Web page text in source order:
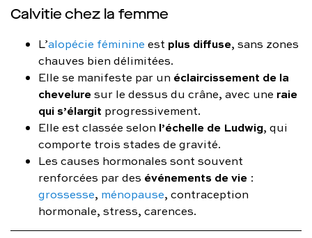
Calvitie chez la femme
L’alopécie féminine estplus diffuse, sans zones
chauves bien délimitées.
Elle se manifeste par un éclaircissement de la
cheveluresur le dessus du crâne, avec une raie
qui s’élargit progressivement.
Elle est classée selon l’échelle de Ludwig, qui
comporte trois stades de gravité.
Les causes hormonales sont souvent
renforcées par des événements de vie :
grossesse, ménopause, contraception
hormonale, stress, carences.